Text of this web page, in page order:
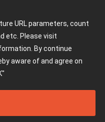
URL parameters, count
etc. Please visit
By continue
aware of and agree on